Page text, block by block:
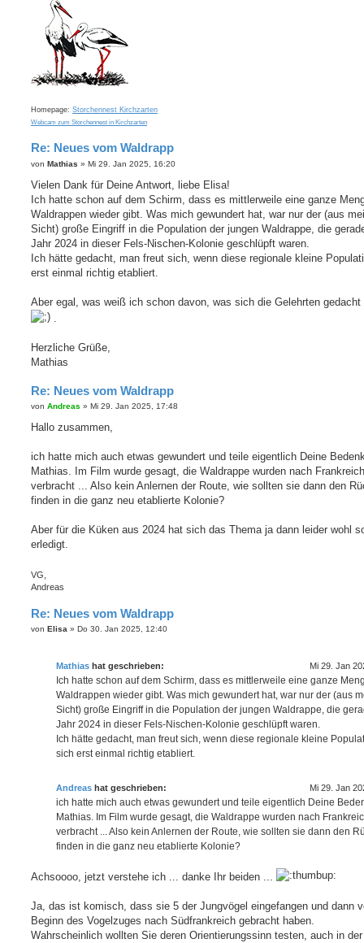
Homepage: Storchennest Kirchzarten
Webcam zum Storchennest in Kirchzarten
Re: Neues vom Waldrapp
B
i
r
a
von Mathias » Mi 29. Jan 2025, 16:20
Vielen Dank für Deine Antwort, liebe Elisa!
Ich hatte schon auf dem Schirm, dass es mittlerweile eine ganze
Waldrappen wieder gibt. Was mich gewundert hat, war nur der (aus
Sicht) große Eingriff in die Population der jungen Waldrappe, die
Jahr 2024 in dieser Fels-Nischen-Kolonie geschlüpft waren.
Ich hätte gedacht, man freut sich, wenn diese regionale kleine
erst einmal richtig etabliert.
Aber egal, was weiß ich schon davon, was sich die Gelehrten gedacht
Herzliche Grüße,
Mathias
Re: Neues vom Waldrapp
B
a
von Andreas » Mi 29. Jan 2025, 17:48
Hallo zusammen,
ich hatte mich auch etwas gewundert und teile eigentlich Deine
Mathias. Im Film wurde gesagt, die Waldrappe wurden nach Frankreich
verbracht ... Also kein Anlernen der Route, wie sollten sie dann den
finden in die ganz neu etablierte Kolonie?
Aber für die Küken aus 2024 hat sich das Thema ja dann leider wohl
erledigt.
VG,
Andreas
Re: Neues vom Waldrapp
B
von Elisa » Do 30. Jan 2025, 12:40
Mathias hat geschrieben: Mi 29. Jan
Ich hatte schon auf dem Schirm, dass es mittlerweile eine ganze
Waldrappen wieder gibt. Was mich gewundert hat, war nur der (aus
Sicht) große Eingriff in die Population der jungen Waldrappe, die
Jahr 2024 in dieser Fels-Nischen-Kolonie geschlüpft waren.
Ich hätte gedacht, man freut sich, wenn diese regionale kleine
sich erst einmal richtig etabliert.
Andreas hat geschrieben: Mi 29. Jan
ich hatte mich auch etwas gewundert und teile eigentlich Deine
Mathias. Im Film wurde gesagt, die Waldrappe wurden nach
verbracht ... Also kein Anlernen der Route, wie sollten sie dann den
finden in die ganz neu etablierte Kolonie?
Achsoooo, jetzt verstehe ich ... danke Ihr beiden ...
Ja, das ist komisch, dass sie 5 der Jungvögel eingefangen und dann
Beginn des Vogelzuges nach Südfrankreich gebracht haben.
Wahrscheinlich wollten Sie deren Orientierungssinn testen, auch in der